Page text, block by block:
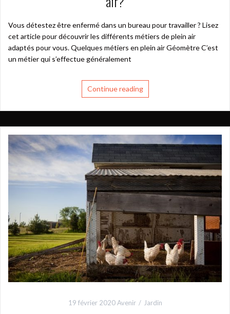
Vous détestez être enfermé dans un bureau pour travailler ? Lisez
cet article pour découvrir les différents métiers de plein air
adaptés pour vous. Quelques métiers en plein air Géomètre C’est
un métier qui s’effectue généralement
Continue reading
19 février 2020 Avenir Jardin